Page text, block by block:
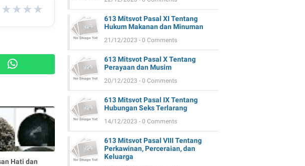
★★★★
Hati dan
613 Mitsvot Pasal XI Tentang
Hukum Makanan dan Minuman
21/12/2023 - 0 Comments
613 Mitsvot Pasal X Tentang
Perayaan dan Musim
20/12/2023 - 0 Comments
613 Mitsvot Pasal IX Tentang
Hubungan Seks Terlarang
14/12/2023 - 0 Comments
613 Mitsvot Pasal VIII Tentang
Perkawinan, Perceraian, dan
Keluarga